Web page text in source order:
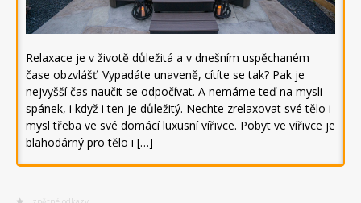
Relaxace je v životě důležitá a v dnešním uspěchaném
čase obzvlášť. Vypadáte unaveně, cítíte se tak? Pak je
nejvyšší čas naučit se odpočívat. A nemáme teď na mysli
spánek, i když i ten je důležitý. Nechte zrelaxovat své tělo i
mysl třeba ve své domácí luxusní vířivce. Pobyt ve vířivce je
blahodárný pro tělo i […]